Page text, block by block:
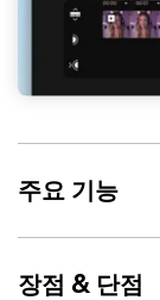
주요 기능
장점 & 단점